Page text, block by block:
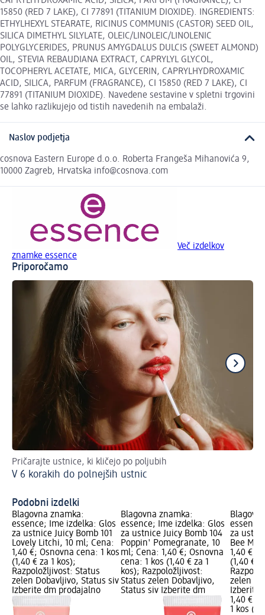
15850 (RED 7 LAKE), CI 77891 (TITANIUM DIOXIDE). INGREDIENTS:
ETHYLHEXYL STEARATE, RICINUS COMMUNIS (CASTOR) SEED OIL,
SILICA DIMETHYL SILYLATE, OLEIC/LINOLEIC/LINOLENIC
POLYGLYCERIDES, PRUNUS AMYGDALUS DULCIS (SWEET ALMOND)
OIL, STEVIA REBAUDIANA EXTRACT, CAPRYLYL GLYCOL,
TOCOPHERYL ACETATE, MICA, GLYCERIN, CAPRYLHYDROXAMIC
ACID, SILICA, PARFUM (FRAGRANCE), CI 15850 (RED 7 LAKE), CI
77891 (TITANIUM DIOXIDE). Navedene sestavine v spletni trgovini
se lahko razlikujejo od tistih navedenih na embalaži.
Naslov podjetja
cosnova Eastern Europe d.o.o. Roberta Frangeša Mihanovića 9,
10000 Zagreb, Hrvatska info@cosnova.com
Več izdelkov
znamke essence
Priporočamo
Pričarajte ustnice, ki kličejo po poljubih
V 6 korakih do polnejših ustnic
Podobni izdelki
Blagovna znamka:
essence; Ime izdelka: Glos
za ustnice Juicy Bomb 101
Lovely Litchi, 10 ml; Cena:
1,40 €; Osnovna cena: 1 kos
(1,40 € za 1 kos);
Razpoložljivost: Status
zelen Dobavljivo, Status siv
Izberite dm prodajalno
Blagovna znamka:
essence; Ime izdelka: Glos
za ustnice Juicy Bomb 104
Poppin' Pomegranate, 10
ml; Cena: 1,40 €; Osnovna
cena: 1 kos (1,40 € za 1
kos); Razpoložljivost:
Status zelen Dobavljivo,
Status siv Izberite dm
za
Bee
1,40 €;
(1,40 €
zelen
Izberite
1,40 €
1 kos